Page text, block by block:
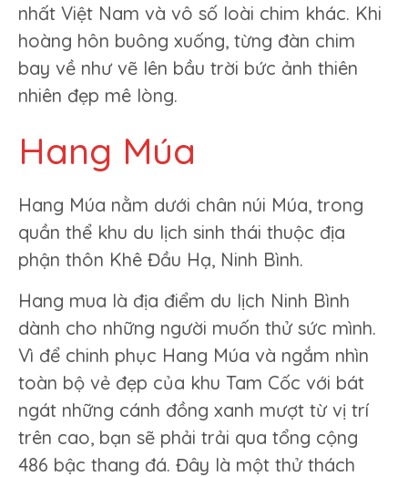
nhất Việt Nam và vô số loài chim khác. Khi
hoàng hôn buông xuống, từng đàn chim
bay về như vẽ lên bầu trời bức ảnh thiên
nhiên đẹp mê lòng.
Hang Múa
Hang Múa nằm dưới chân núi Múa, trong
quần thể khu du lịch sinh thái thuộc địa
phận thôn Khê Đầu Hạ, Ninh Bình.
Hang mua là địa điểm du lịch Ninh Bình
dành cho những người muốn thử sức mình.
Vì để chinh phục Hang Múa và ngắm nhìn
toàn bộ vẻ đẹp của khu Tam Cốc với bát
ngát những cánh đồng xanh mượt từ vị trí
trên cao, bạn sẽ phải trải qua tổng cộng
486 bậc thang đá. Đây là một thử thách